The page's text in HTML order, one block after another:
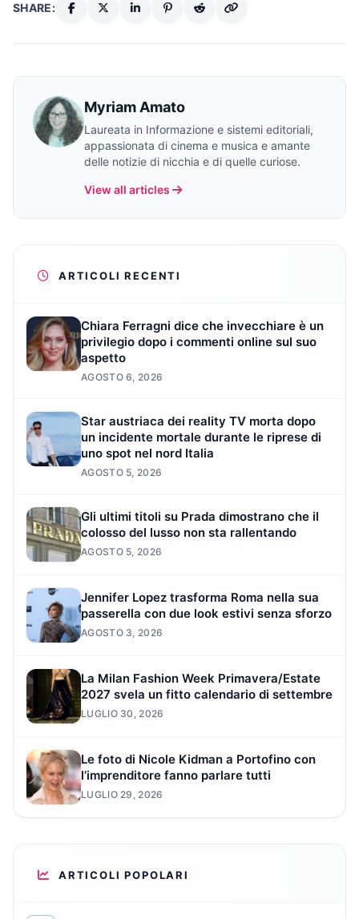
SHARE:
Myriam Amato
Laureata in Informazione e sistemi editoriali,
appassionata di cinema e musica e amante
delle notizie di nicchia e di quelle curiose.
View all articles
ARTICOLI RECENTI
Chiara Ferragni dice che invecchiare è un
privilegio dopo i commenti online sul suo
aspetto
AGOSTO 6, 2026
Star austriaca dei reality TV morta dopo
un incidente mortale durante le riprese di
uno spot nel nord Italia
AGOSTO 5, 2026
Gli ultimi titoli su Prada dimostrano che il
colosso del lusso non sta rallentando
AGOSTO 5, 2026
Jennifer Lopez trasforma Roma nella sua
passerella con due look estivi senza sforzo
AGOSTO 3, 2026
La Milan Fashion Week Primavera/Estate
2027 svela un fitto calendario di settembre
LUGLIO 30, 2026
Le foto di Nicole Kidman a Portofino con
l’imprenditore fanno parlare tutti
LUGLIO 29, 2026
ARTICOLI POPOLARI